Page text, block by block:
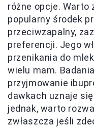
różne opcje. Warto
popularny środek
przeciwzapalny,
preferencji. Jego
przenikania do
wielu mam.
przyjmowanie
dawkach uznaje
jednak, warto
zwłaszcza jeśli